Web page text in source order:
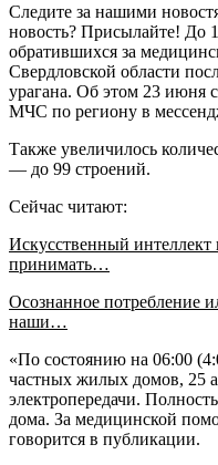
Следите за нашими
новость? Присылайте! До
обратившихся за
Свердловской области
урагана. Об этом 23 июня
МЧС по региону в
Также увеличилось
— до 99 строений.
Сейчас читают:
Искусственный
принимать…
Осознанное потребление
наши…
«По состоянию на 06:00
частных жилых домов, 25
электропередачи.
дома. За медицинской
говорится в публикации.